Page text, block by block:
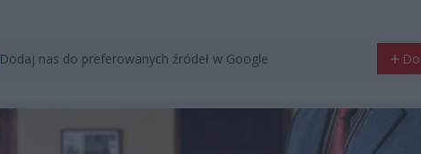
Dodaj nas do preferowanych źródeł w Google